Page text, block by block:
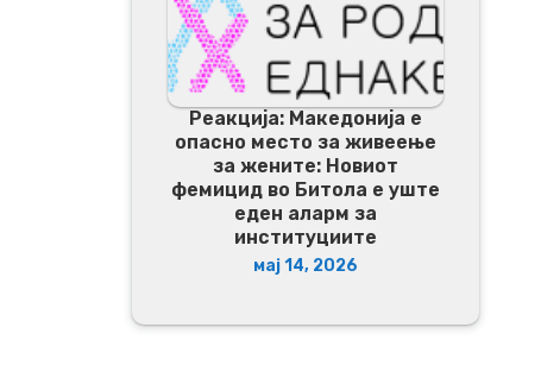
Реакција: Македонија е
опасно место за живеење
за жените: Новиот
фемицид во Битола е уште
еден аларм за
институциите
мај 14, 2026